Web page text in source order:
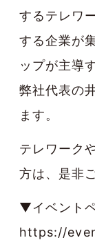
するテレワ
する企業が
ップが主導
弊社代表の
ます。
テレワーク
方は、是非
▼イベント
https://